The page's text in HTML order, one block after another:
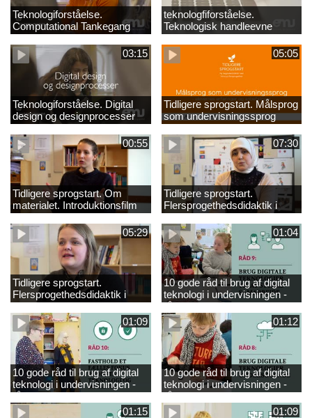
Teknologiforståelse.
Computational Tankegang
teknologfiforståelse.
Teknologisk handleevne
03:15
Teknologiforståelse. Digital
design og designprocesser
05:05
Tidligere sprogstart. Målsprog
som undervisningssprog
00:55
Tidligere sprogstart. Om
materialet. Introduktionsfilm
07:30
Tidligere sprogstart.
Flersprogethedsdidaktik i
fransk og tysk
05:29
Tidligere sprogstart.
Flersprogethedsdidaktik i
engelsk
01:04
10 gode råd til brug af digital
teknologi i undervisningen -
råd 9
01:09
10 gode råd til brug af digital
teknologi i undervisningen -
råd 10
01:12
10 gode råd til brug af digital
teknologi i undervisningen -
råd 8
01:15
01:09